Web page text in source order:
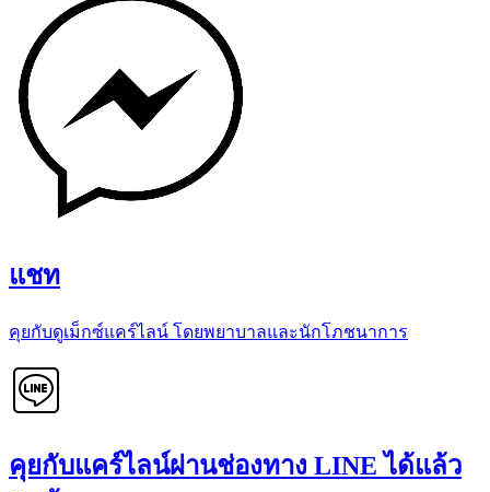
แชท
คุยกับดูเม็กซ์แคร์ไลน์ โดยพยาบาลและนักโภชนาการ
คุยกับแคร์ไลน์ผ่านช่องทาง LINE ได้แล้ว